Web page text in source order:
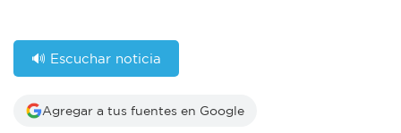
🔊 Escuchar noticia
Agregar a tus fuentes en Google